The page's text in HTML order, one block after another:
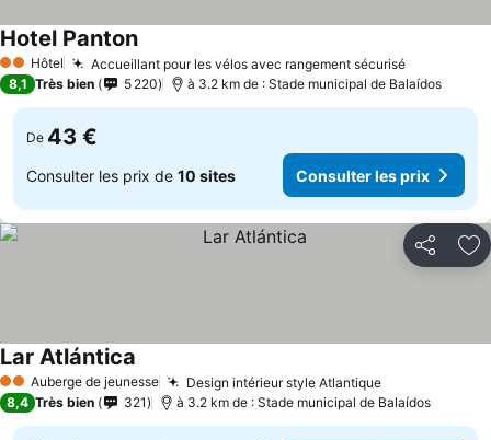
2 Étoiles
Hôtel Accueillant pour les vélos avec rangement sécurisé
Hotel Panton
8,1 Très bien 5 220 à 3.2 km de : Stade municipal de Balaídos
De 43 €
Consulter les prix de 10 sites Consulter les prix
Partager
2 ÉtoilesAuberge de jeunesse Design intérieur style Atlantique
Lar Atlántica
8,4 Très bien 321 à 3.2 km de : Stade municipal de Balaídos